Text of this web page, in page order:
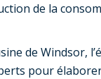
de la
de Windsor,
pour